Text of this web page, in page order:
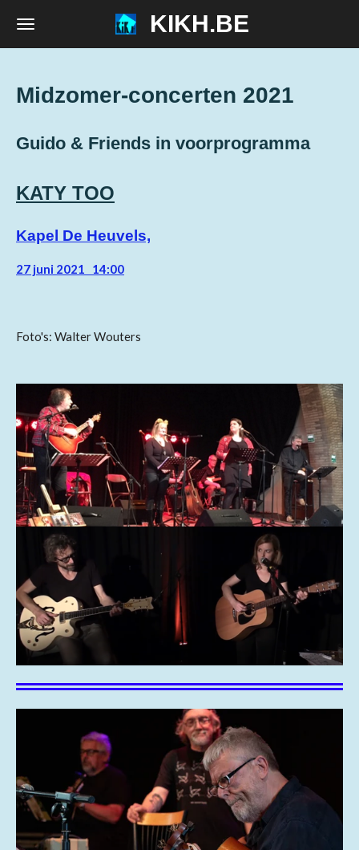
Ga
hoofdinhoud
KIKH.BE
Midzomer-concerten 2021
Guido & Friends in voorprogramma
KATY TOO
Kapel De Heuvels,
27 juni 2021 14:00
Foto's: Walter Wouters